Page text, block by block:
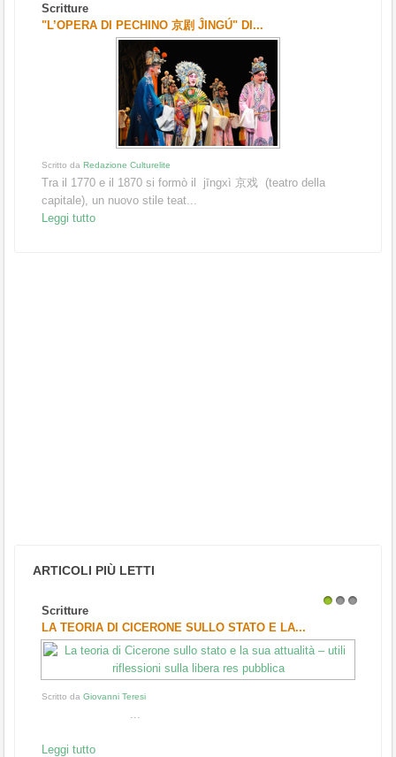
Scritture
"L’OPERA DI PECHINO 京剧 ĴINGÚ" DI...
Scritto da Redazione Culturelite
Tra il 1770 e il 1870 si formò il jīngxì 京戏 (teatro della
capitale), un nuovo stile teat...
Leggi tutto
ARTICOLI PIÙ LETTI
Scritture
LA TEORIA DI CICERONE SULLO STATO E LA...
Scritto da Giovanni Teresi
...
Leggi tutto